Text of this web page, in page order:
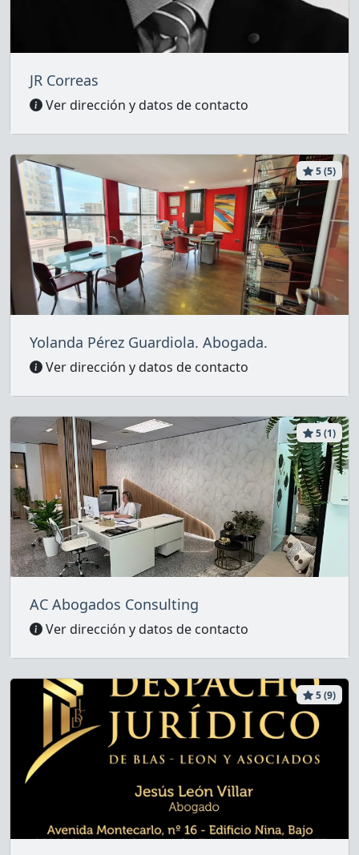
JR Correas
Ver dirección y datos de contacto
5 (5)
Yolanda Pérez Guardiola. Abogada.
Ver dirección y datos de contacto
5 (1)
AC Abogados Consulting
Ver dirección y datos de contacto
5 (9)